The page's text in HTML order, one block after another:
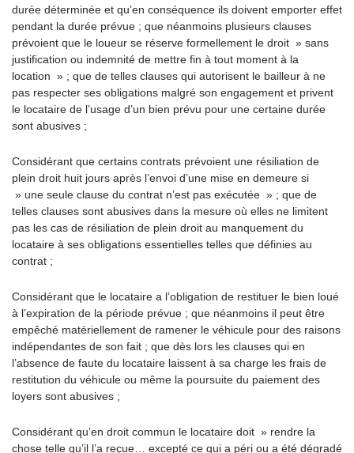
durée déterminée et qu’en conséquence ils doivent emporter effet
pendant la durée prévue ; que néanmoins plusieurs clauses
prévoient que le loueur se réserve formellement le droit » sans
justification ou indemnité de mettre fin à tout moment à la
location » ; que de telles clauses qui autorisent le bailleur à ne
pas respecter ses obligations malgré son engagement et privent
le locataire de l’usage d’un bien prévu pour une certaine durée
sont abusives ;
Considérant que certains contrats prévoient une résiliation de
plein droit huit jours après l’envoi d’une mise en demeure si
» une seule clause du contrat n’est pas exécutée » ; que de
telles clauses sont abusives dans la mesure où elles ne limitent
pas les cas de résiliation de plein droit au manquement du
locataire à ses obligations essentielles telles que définies au
contrat ;
Considérant que le locataire a l’obligation de restituer le bien loué
à l’expiration de la période prévue ; que néanmoins il peut être
empêché matériellement de ramener le véhicule pour des raisons
indépendantes de son fait ; que dès lors les clauses qui en
l’absence de faute du locataire laissent à sa charge les frais de
restitution du véhicule ou même la poursuite du paiement des
loyers sont abusives ;
Considérant qu’en droit commun le locataire doit » rendre la
chose telle qu’il l’a reçue… excepté ce qui a péri ou a été dégradé